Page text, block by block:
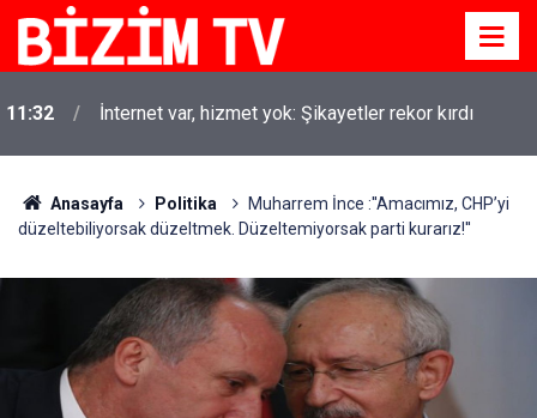
11:32 İnternet var, hizmet yok: Şikayetler rekor kırdı
Anasayfa Politika
Muharrem İnce :''Amacımız, CHP’yi
düzeltebiliyorsak düzeltmek. Düzeltemiyorsak parti kurarız!''